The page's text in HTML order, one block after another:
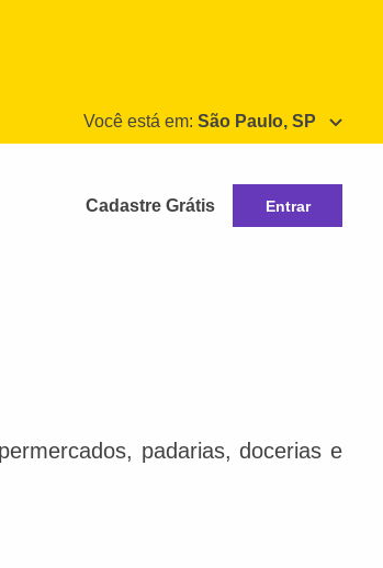
Você está em: São Paulo, SP
Cadastre Grátis Entrar
padarias, docerias e